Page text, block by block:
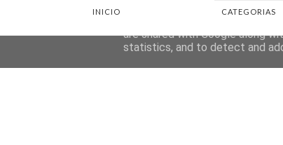
INICIO CATEGORIAS
This site uses cookies from
are shared with Google along
statistics, and to detect and